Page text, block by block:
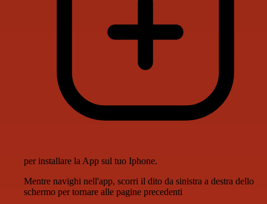
per installare la App sul tuo Iphone.
Mentre navighi nell'app, scorri il dito da sinistra a destra dello
schermo per tornare alle pagine precedenti